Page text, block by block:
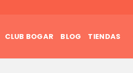
CLUB BOGAR BLOG TIENDAS